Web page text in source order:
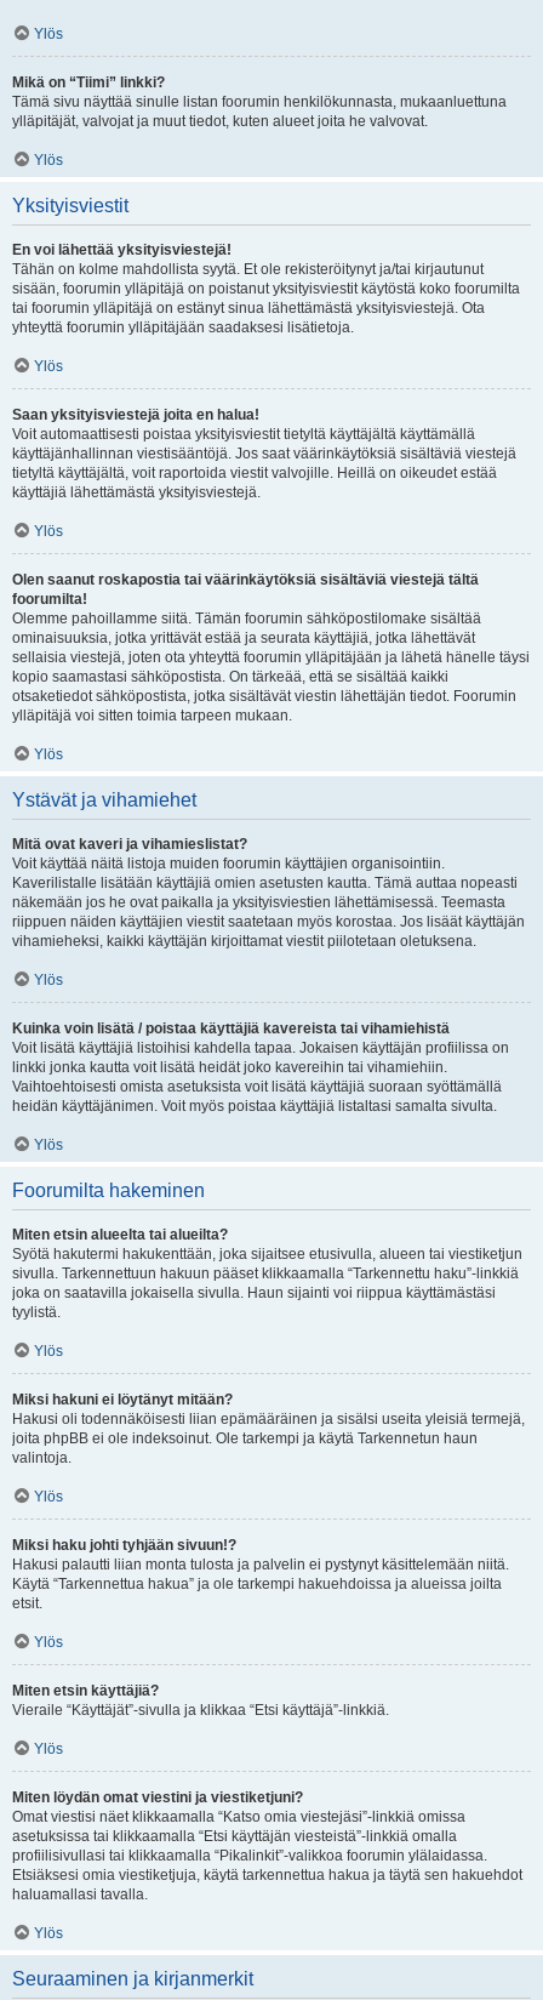
Ylös
Mikä on “Tiimi” linkki?
Tämä sivu näyttää sinulle listan foorumin henkilökunnasta, mukaanluettuna
ylläpitäjät, valvojat ja muut tiedot, kuten alueet joita he valvovat.
Ylös
Yksityisviestit
En voi lähettää yksityisviestejä!
Tähän on kolme mahdollista syytä. Et ole rekisteröitynyt ja/tai kirjautunut
sisään, foorumin ylläpitäjä on poistanut yksityisviestit käytöstä koko foorumilta
tai foorumin ylläpitäjä on estänyt sinua lähettämästä yksityisviestejä. Ota
yhteyttä foorumin ylläpitäjään saadaksesi lisätietoja.
Ylös
Saan yksityisviestejä joita en halua!
Voit automaattisesti poistaa yksityisviestit tietyltä käyttäjältä käyttämällä
käyttäjänhallinnan viestisääntöjä. Jos saat väärinkäytöksiä sisältäviä viestejä
tietyltä käyttäjältä, voit raportoida viestit valvojille. Heillä on oikeudet estää
käyttäjiä lähettämästä yksityisviestejä.
Ylös
Olen saanut roskapostia tai väärinkäytöksiä sisältäviä viestejä tältä
foorumilta!
Olemme pahoillamme siitä. Tämän foorumin sähköpostilomake sisältää
ominaisuuksia, jotka yrittävät estää ja seurata käyttäjiä, jotka lähettävät
sellaisia viestejä, joten ota yhteyttä foorumin ylläpitäjään ja lähetä hänelle täysi
kopio saamastasi sähköpostista. On tärkeää, että se sisältää kaikki
otsaketiedot sähköpostista, jotka sisältävät viestin lähettäjän tiedot. Foorumin
ylläpitäjä voi sitten toimia tarpeen mukaan.
Ylös
Ystävät ja vihamiehet
Mitä ovat kaveri ja vihamieslistat?
Voit käyttää näitä listoja muiden foorumin käyttäjien organisointiin.
Kaverilistalle lisätään käyttäjiä omien asetusten kautta. Tämä auttaa nopeasti
näkemään jos he ovat paikalla ja yksityisviestien lähettämisessä. Teemasta
riippuen näiden käyttäjien viestit saatetaan myös korostaa. Jos lisäät käyttäjän
vihamieheksi, kaikki käyttäjän kirjoittamat viestit piilotetaan oletuksena.
Ylös
Kuinka voin lisätä / poistaa käyttäjiä kavereista tai vihamiehistä
Voit lisätä käyttäjiä listoihisi kahdella tapaa. Jokaisen käyttäjän profiilissa on
linkki jonka kautta voit lisätä heidät joko kavereihin tai vihamiehiin.
Vaihtoehtoisesti omista asetuksista voit lisätä käyttäjiä suoraan syöttämällä
heidän käyttäjänimen. Voit myös poistaa käyttäjiä listaltasi samalta sivulta.
Ylös
Foorumilta hakeminen
Miten etsin alueelta tai alueilta?
Syötä hakutermi hakukenttään, joka sijaitsee etusivulla, alueen tai viestiketjun
sivulla. Tarkennettuun hakuun pääset klikkaamalla “Tarkennettu haku”-linkkiä
joka on saatavilla jokaisella sivulla. Haun sijainti voi riippua käyttämästäsi
tyylistä.
Ylös
Miksi hakuni ei löytänyt mitään?
Hakusi oli todennäköisesti liian epämääräinen ja sisälsi useita yleisiä termejä,
joita phpBB ei ole indeksoinut. Ole tarkempi ja käytä Tarkennetun haun
valintoja.
Ylös
Miksi haku johti tyhjään sivuun!?
Hakusi palautti liian monta tulosta ja palvelin ei pystynyt käsittelemään niitä.
Käytä “Tarkennettua hakua” ja ole tarkempi hakuehdoissa ja alueissa joilta
etsit.
Ylös
Miten etsin käyttäjiä?
Vieraile “Käyttäjät”-sivulla ja klikkaa “Etsi käyttäjä”-linkkiä.
Ylös
Miten löydän omat viestini ja viestiketjuni?
Omat viestisi näet klikkaamalla “Katso omia viestejäsi”-linkkiä omissa
asetuksissa tai klikkaamalla “Etsi käyttäjän viesteistä”-linkkiä omalla
profiilisivullasi tai klikkaamalla “Pikalinkit”-valikkoa foorumin ylälaidassa.
Etsiäksesi omia viestiketjuja, käytä tarkennettua hakua ja täytä sen hakuehdot
haluamallasi tavalla.
Ylös
Seuraaminen ja kirjanmerkit